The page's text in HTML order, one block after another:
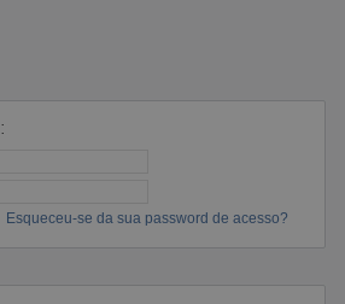
Esqueceu-se da sua password de acesso?